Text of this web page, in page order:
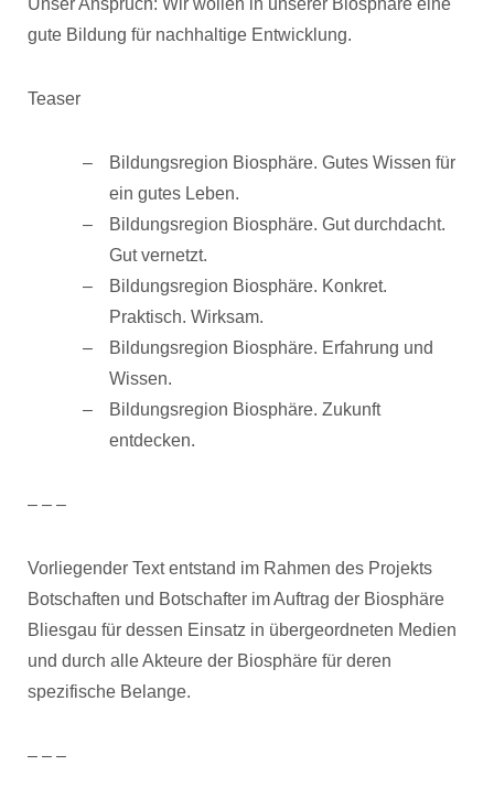
Unser Anspruch: Wir wollen in unserer Biosphäre eine
gute Bildung für nachhaltige Entwicklung.
Teaser
Bildungsregion Biosphäre. Gutes Wissen für
ein gutes Leben.
Bildungsregion Biosphäre. Gut durchdacht.
Gut vernetzt.
Bildungsregion Biosphäre. Konkret.
Praktisch. Wirksam.
Bildungsregion Biosphäre. Erfahrung und
Wissen.
Bildungsregion Biosphäre. Zukunft
entdecken.
– – –
Vorliegender Text entstand im Rahmen des Projekts
Botschaften und Botschafter im Auftrag der Biosphäre
Bliesgau für dessen Einsatz in übergeordneten Medien
und durch alle Akteure der Biosphäre für deren
spezifische Belange.
– – –